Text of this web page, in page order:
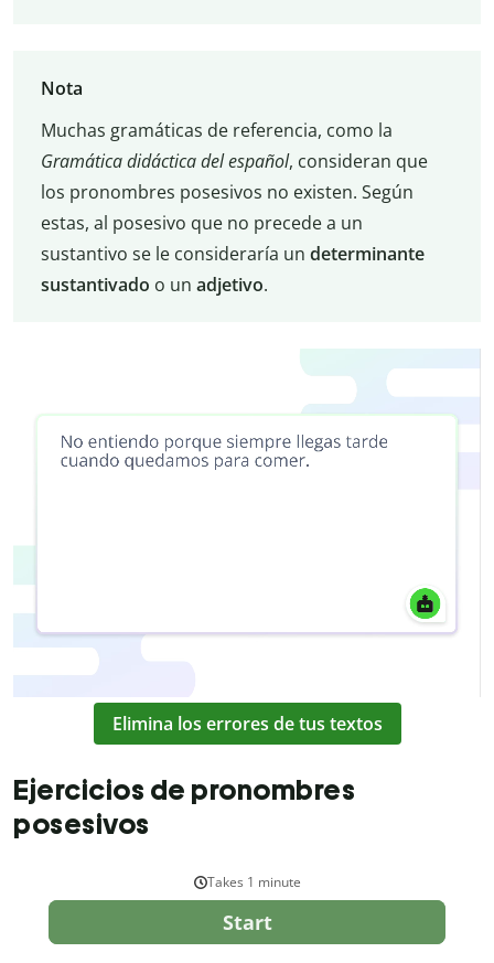
Nota
Muchas gramáticas de referencia, como la
Gramática didáctica del español, consideran que
los pronombres posesivos no existen. Según
estas, al posesivo que no precede a un
sustantivo se le consideraría un determinante
sustantivado o un adjetivo.
Elimina los errores de tus textos
Ejercicios de pronombres
posesivos